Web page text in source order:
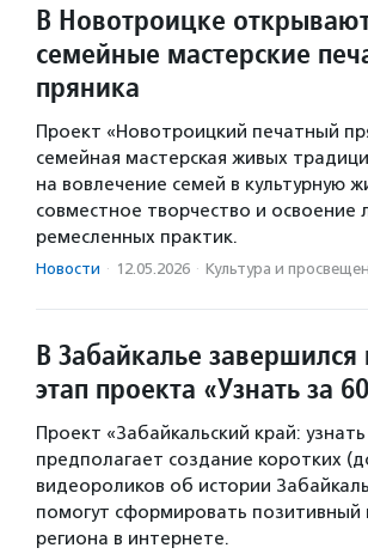
В Новотроицке
семейные мастерские
пряника
Проект «Новотроицкий печатный
семейная мастерская живых
на вовлечение семей в культурную
совместное творчество и освоение
ремесленных практик.
Новости · 12.05.2026 · Культура и
В Забайкалье
этап проекта «Узнать за
Проект «Забайкальский край:
предполагает создание коротких
видеороликов об истории
помогут сформировать
региона в интернете.